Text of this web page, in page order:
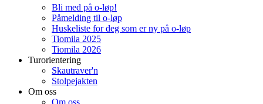
Bli med på o-løp!
Påmelding til o-løp
Huskeliste for deg som er ny på o-løp
Tiomila 2025
Tiomila 2026
Turorientering
Skautraver'n
Stolpejakten
Om oss
Om oss